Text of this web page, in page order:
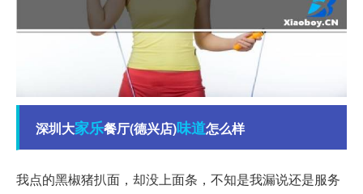
深圳大家乐餐厅(德兴店)味道怎么样
我点的黑椒猪扒面，却没上面条，不知是我漏说还是服务